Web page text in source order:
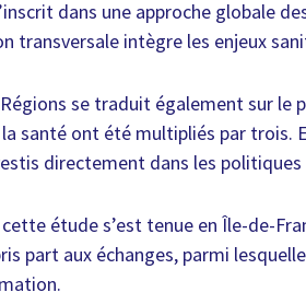
dans une approche globale
transversale intègre les enjeux
se traduit également sur
santé ont été multipliés par trois.
directement dans les
étude s’est tenue en Île-de-
part aux échanges, parmi